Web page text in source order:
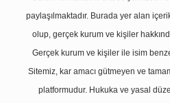
paylaşılmaktadır. Burada yer alan
olup, gerçek kurum ve kişiler
Gerçek kurum ve kişiler ile isim
Sitemiz, kar amacı gütmeyen ve
platformudur. Hukuka ve yasal